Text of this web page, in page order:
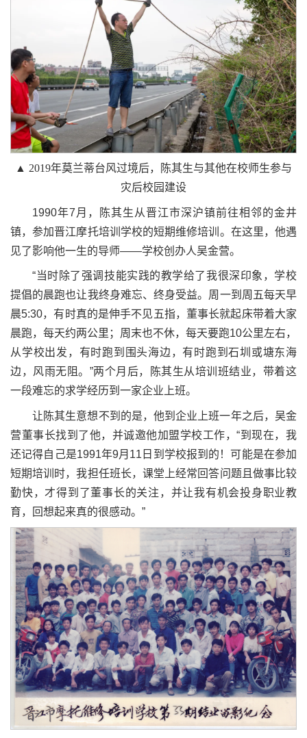
▲ 2019年莫兰蒂台风过境后，陈其生与其他在校师生参与
灾后校园建设
1990年7月，陈其生从晋江市深沪镇前往相邻的金井
镇，参加晋江摩托培训学校的短期维修培训。在这里，他遇
见了影响他一生的导师——学校创办人吴金营。
“当时除了强调技能实践的教学给了我很深印象，学校
提倡的晨跑也让我终身难忘、终身受益。周一到周五每天早
晨5:30，有时真的是伸手不见五指，董事长就起床带着大家
晨跑，每天约两公里；周末也不休，每天要跑10公里左右，
从学校出发，有时跑到围头海边，有时跑到石圳或塘东海
边，风雨无阻。”两个月后，陈其生从培训班结业，带着这
一段难忘的求学经历到一家企业上班。
让陈其生意想不到的是，他到企业上班一年之后，吴金
营董事长找到了他，并诚邀他加盟学校工作，“到现在，我
还记得自己是1991年9月11日到学校报到的！可能是在参加
短期培训时，我担任班长，课堂上经常回答问题且做事比较
勤快，才得到了董事长的关注，并让我有机会投身职业教
育，回想起来真的很感动。”